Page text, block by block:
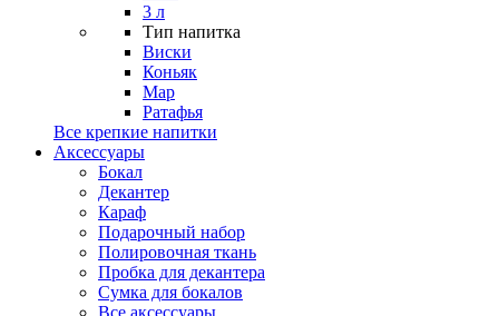
3 л
Тип напитка
Виски
Коньяк
Мар
Ратафья
Все крепкие напитки
Аксессуары
Бокал
Декантер
Караф
Подарочный набор
Полировочная ткань
Пробка для декантера
Сумка для бокалов
Все аксессуары